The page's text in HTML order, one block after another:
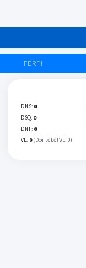
FÉRFI
DNS: 0
DSQ: 0
DNF: 0
VL: 0 (Döntőből VL: 0)